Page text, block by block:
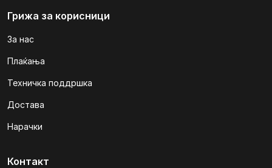
Грижа за корисници
За нас
Плаќања
Техничка поддршка
Достава
Нарачки
Контакт